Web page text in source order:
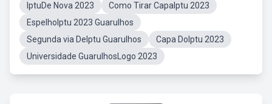
IptuDe Nova 2023
Como Tirar CapaIptu 2023
EspelhoIptu 2023 Guarulhos
Segunda via DeIptu Guarulhos
Capa DoIptu 2023
Universidade GuarulhosLogo 2023